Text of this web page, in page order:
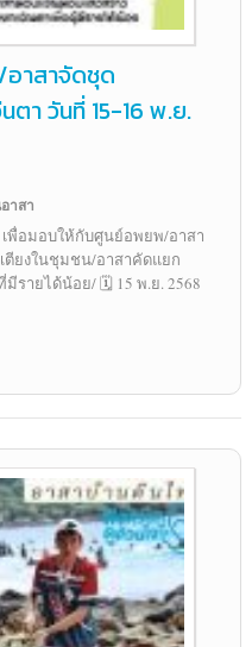
อาสาจัดชุด
า วันที่ 15-16 พ.ย.
าสา
พื่อมอบให้กับศูนย์อพยพ/อาสา
ยงในชุมชน/อาสาคัดแยก
รายได้น้อย/ 🗓️ 15 พ.ย. 2568